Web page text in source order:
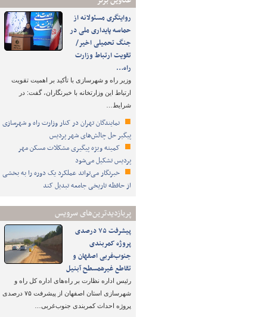
روایتگری مسئولانه از
حماسه‌ پایداری ملی در
جنگ تحمیلی اخیر/
تقویت ارتباط وزارت
راه…
وزیر راه و شهرسازی با تأکید بر اهمیت تقویت
ارتباط این وزارتخانه با خبرنگاران، گفت: در
شرایط…
نمایندگان تهران در کنار وزارت راه و شهرسازی
پیگیر حل چالش‌های شهر پردیس
کمیته ویژه پیگیری مشکلات مسکن مهر
پردیس تشکیل می‌شود
خبرنگار می‌تواند عملکرد یک دوره را به بخشی
از حافظه تاریخی جامعه تبدیل کند
پربازدیدترین‌های سرویس
پیشرفت ۷۵ درصدی
پروژه کمربندی
جنوب‌غربی اصفهان و
تقاطع غیرهمسطح آبنیل
رئیس اداره نظارت بر راه‌های اداره کل راه و
شهرسازی استان اصفهان از پیشرفت ۷۵ درصدی
پروژه احداث کمربندی جنوب‌غربی…